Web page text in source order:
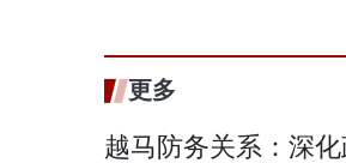
更多
越马防务关系：深